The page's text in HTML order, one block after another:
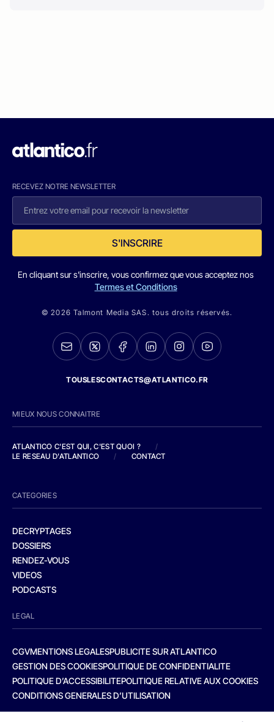
RECEVEZ NOTRE NEWSLETTER
S'INSCRIRE
En cliquant sur s'inscrire, vous confirmez que vous acceptez nos
Termes et Conditions
© 2026 Talmont Media SAS. tous droits réservés.
TOUSLESCONTACTS@ATLANTICO.FR
MIEUX NOUS CONNAITRE
ATLANTICO C'EST QUI, C'EST QUOI ?
/
LE RESEAU D'ATLANTICO
/ CONTACT
CATEGORIES
DECRYPTAGES
DOSSIERS
RENDEZ-VOUS
VIDEOS
PODCASTS
LEGAL
CGVMENTIONS LEGALESPUBLICITE SUR ATLANTICO
GESTION DES COOKIESPOLITIQUE DE CONFIDENTIALITE
POLITIQUE D’ACCESSIBILITEPOLITIQUE RELATIVE AUX COOKIES
CONDITIONS GENERALES D’UTILISATION